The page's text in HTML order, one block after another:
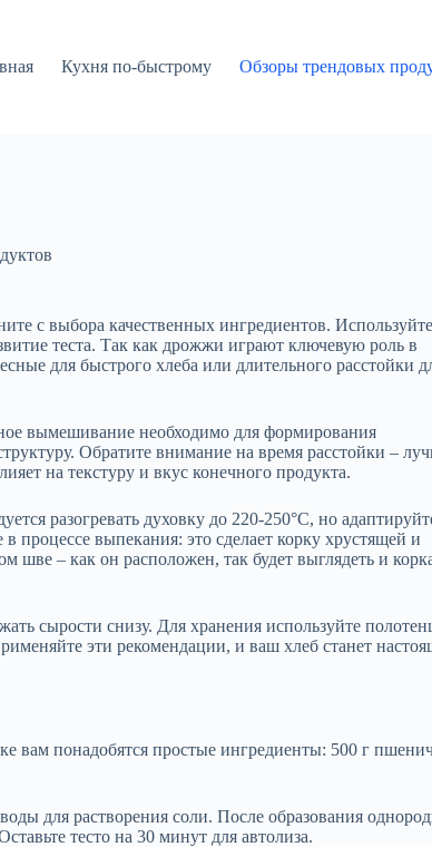
Кухня по-быстрому Обзоры трендовых
с выбора качественных ингредиентов. Используйте
теста. Так как дрожжи играют ключевую роль в
для быстрого хлеба или длительного расстойки
вымешивание необходимо для формирования
Обратите внимание на время расстойки –
на текстуру и вкус конечного продукта.
разогревать духовку до 220-250°C, но
процессе выпекания: это сделает корку хрустящей и
шве – как он расположен, так будет выглядеть и
сырости снизу. Для хранения используйте
эти рекомендации, и ваш хлеб станет
вам понадобятся простые ингредиенты: 500 г
для растворения соли. После образования
тесто на 30 минут для автолиза.